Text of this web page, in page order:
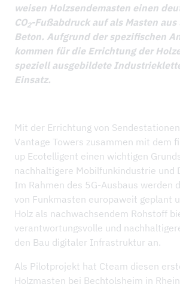
weisen Holzsendemasten einen
CO2-Fußabdruck auf als Masten aus
Beton. Aufgrund der spezifischen
kommen für die Errichtung der
speziell ausgebildete
Einsatz.
Mit der Errichtung von
Vantage Towers zusammen mit dem
up Ecotelligent einen wichtigen
nachhaltigere Mobilfunkindustrie und
Im Rahmen des 5G-Ausbaus werden
von Funkmasten europaweit geplant
Holz als nachwachsendem Rohstoff
verantwortungsvolle und
den Bau digitaler Infrastruktur an.
Als Pilotprojekt hat Cteam diesen
Holzmasten bei Bechtolsheim in